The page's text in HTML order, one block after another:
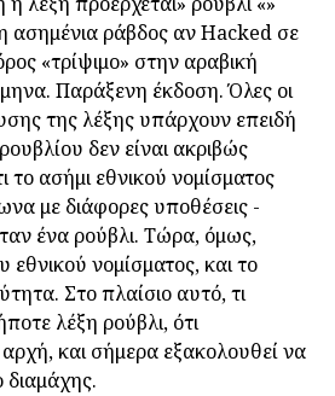
ράβδος αν Hacked σε
«τρίψιμο» στην αραβική
Παράξενη έκδοση. Όλες οι
της λέξης υπάρχουν επειδή
δεν είναι ακριβώς
το ασήμι εθνικού νομίσματος
με διάφορες υποθέσεις -
ένα ρούβλι. Τώρα, όμως,
εθνικού νομίσματος, και το
Στο πλαίσιο αυτό, τι
λέξη ρούβλι, ότι
και σήμερα εξακολουθεί να
διαμάχης.